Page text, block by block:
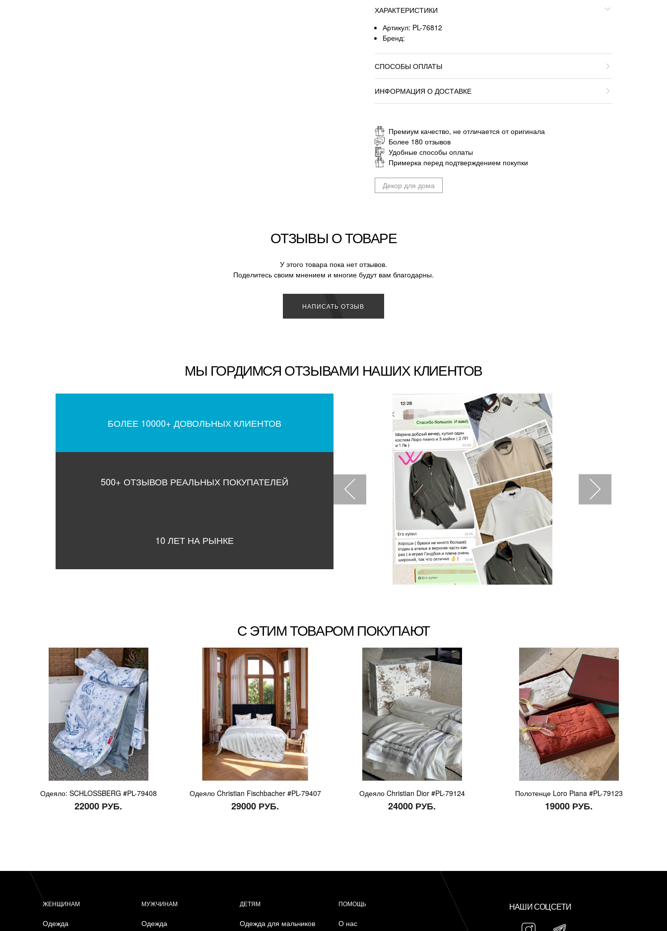
ХАРАКТЕРИСТИКИ
Артикул: PL-76812
Бренд:
СПОСОБЫ ОПЛАТЫ
ИНФОРМАЦИЯ О ДОСТАВКЕ
Премиум качество, не отличается от оригинала
Более 180 отзывов
Удобные способы оплаты
Примерка перед подтверждением покупки
Декор для дома
ОТЗЫВЫ О ТОВАРЕ
У этого товара пока нет отзывов.
Поделитесь своим мнением и многие будут вам благодарны.
НАПИСАТЬ ОТЗЫВ
МЫ ГОРДИМСЯ ОТЗЫВАМИ НАШИХ КЛИЕНТОВ
БОЛЕЕ 10000+ ДОВОЛЬНЫХ КЛИЕНТОВ
500+ ОТЗЫВОВ РЕАЛЬНЫХ ПОКУПАТЕЛЕЙ
10 ЛЕТ НА РЫНКЕ
С ЭТИМ ТОВАРОМ ПОКУПАЮТ
Одеяло: SCHLOSSBERG #PL-79408
22000 РУБ.
Одеяло Christian Fischbacher #PL-79407
29000 РУБ.
Одеяло Christian Dior #PL-79124
24000 РУБ.
Полотенце Loro Piana #PL-79123
19000 РУБ.
ЖЕНЩИНАМ
Одежда
МУЖЧИНАМ
Одежда
ДЕТЯМ
Одежда для мальчиков
ПОМОЩЬ
О нас
НАШИ СОЦСЕТИ